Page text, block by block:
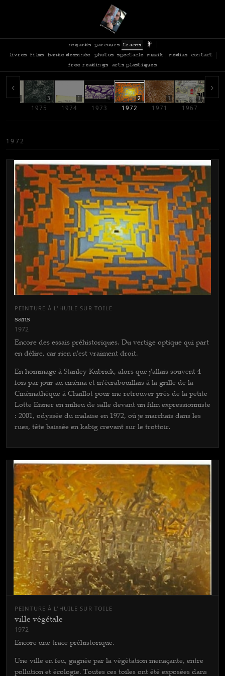
regards parcours
traces
livres
films bande dessinée photos spectacle muzik médias
contact
free readings
arts plastiques
‹
3 3
1975
1
1974
1
1973
2
1972
1
1971
1
1967
›
1972
PEINTURE À L'HUILE SUR TOILE
sans
1972
Encore des essais préhistoriques. Du vertige optique qui part
en délire, car rien n'est vraiment droit.
En hommage à Stanley Kubrick, alors que j'allais souvent 4
fois par jour au cinéma et m'écrabouillais à la grille de la
Cinémathèque à Chaillot pour me retrouver près de la petite
Lotte Eisner en milieu de salle devant un film expressionniste
: 2001, odyssée du malaise en 1972, où je marchais dans les
rues, tête baissée en kabig crevant sur le trottoir.
PEINTURE À L'HUILE SUR TOILE
ville végétale
1972
Encore une trace préhistorique.
Une ville en feu, gagnée par la végétation menaçante, entre
pollution et écologie. Toutes ces toiles ont été exposées dans